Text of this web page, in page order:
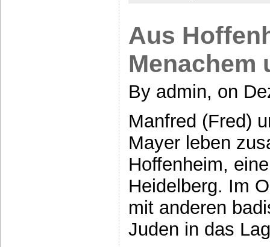
Aus
Menachem
By admin, on
Manfred (Fred)
Mayer leben
Hoffenheim,
Heidelberg. Im
mit anderen
Juden in das